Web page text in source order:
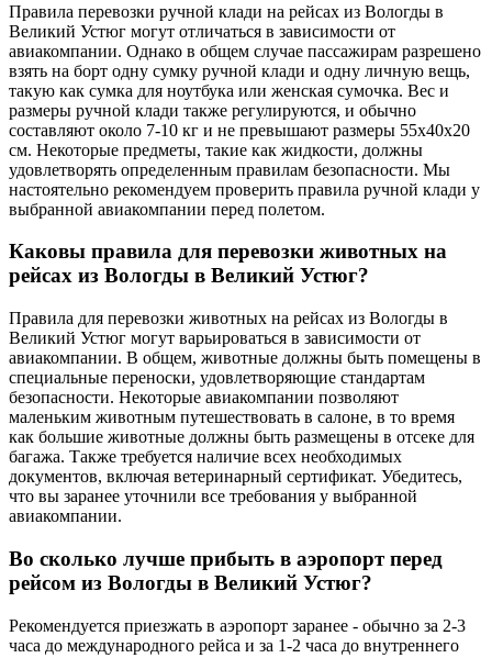
Правила перевозки ручной клади на рейсах из Вологды в
Великий Устюг могут отличаться в зависимости от
авиакомпании. Однако в общем случае пассажирам разрешено
взять на борт одну сумку ручной клади и одну личную вещь,
такую как сумка для ноутбука или женская сумочка. Вес и
размеры ручной клади также регулируются, и обычно
составляют около 7-10 кг и не превышают размеры 55x40x20
см. Некоторые предметы, такие как жидкости, должны
удовлетворять определенным правилам безопасности. Мы
настоятельно рекомендуем проверить правила ручной клади у
выбранной авиакомпании перед полетом.
Каковы правила для перевозки животных на
рейсах из Вологды в Великий Устюг?
Правила для перевозки животных на рейсах из Вологды в
Великий Устюг могут варьироваться в зависимости от
авиакомпании. В общем, животные должны быть помещены в
специальные переноски, удовлетворяющие стандартам
безопасности. Некоторые авиакомпании позволяют
маленьким животным путешествовать в салоне, в то время
как большие животные должны быть размещены в отсеке для
багажа. Также требуется наличие всех необходимых
документов, включая ветеринарный сертификат. Убедитесь,
что вы заранее уточнили все требования у выбранной
авиакомпании.
Во сколько лучше прибыть в аэропорт перед
рейсом из Вологды в Великий Устюг?
Рекомендуется приезжать в аэропорт заранее - обычно за 2-3
часа до международного рейса и за 1-2 часа до внутреннего